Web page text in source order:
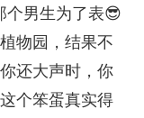
个男生为了表😎
物园，结果不
还大声时，你
个笨蛋真实得